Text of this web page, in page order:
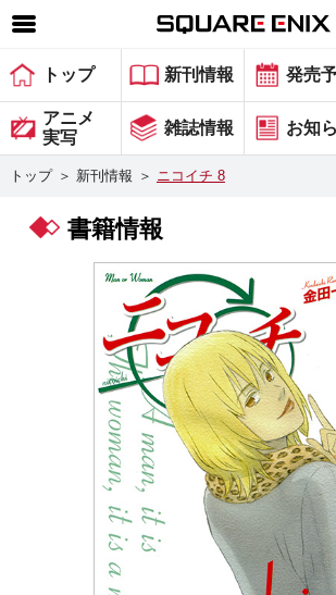
SQUARE ENIX 公式サイトメニュー
ゲーム
マガジン＆ブックス
グッズ
会社情報 採用情報
スクウェア・エニックス サイト内検索
トップ 新刊情報 発売
アニメ
実写
雑誌情報 お知
トップ ＞ 新刊情報 ＞ ニコイチ 8
書籍情報